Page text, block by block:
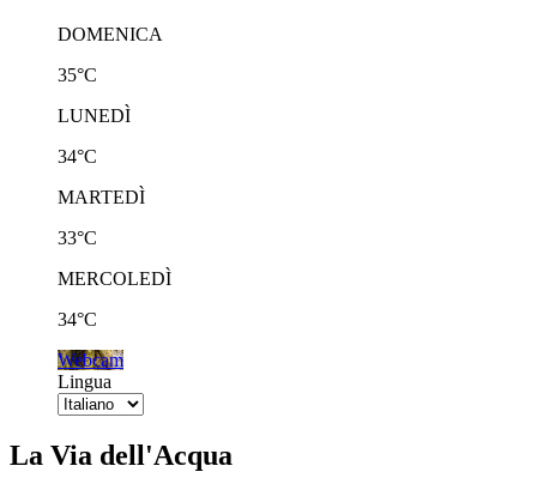
DOMENICA
35°C
LUNEDÌ
34°C
MARTEDÌ
33°C
MERCOLEDÌ
34°C
Webcam
Lingua
La Via dell'Acqua